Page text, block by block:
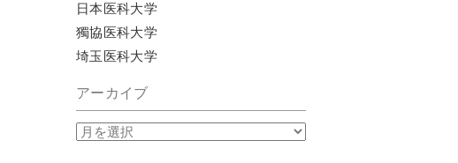
日本医科大学
獨協医科大学
埼玉医科大学
アーカイブ